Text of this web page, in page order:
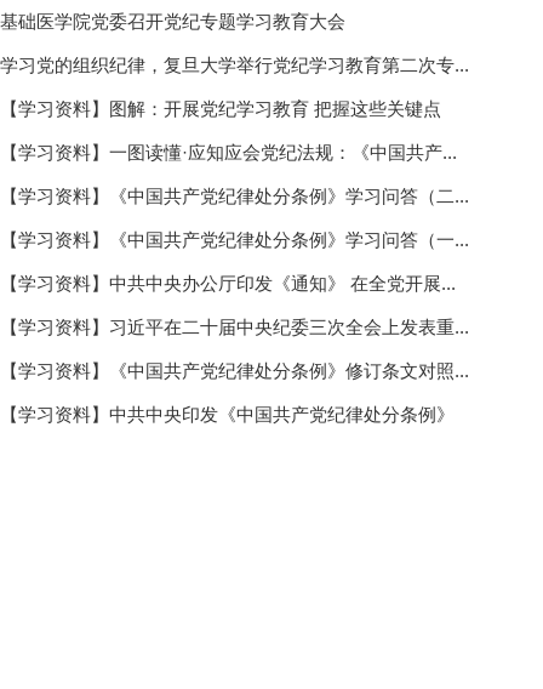
基础医学院党委召开党纪专题学习教育大会
学习党的组织纪律，复旦大学举行党纪学习教育第二次专...
【学习资料】图解：开展党纪学习教育 把握这些关键点
【学习资料】一图读懂·应知应会党纪法规：《中国共产...
【学习资料】《中国共产党纪律处分条例》学习问答（二...
【学习资料】《中国共产党纪律处分条例》学习问答（一...
【学习资料】中共中央办公厅印发《通知》 在全党开展...
【学习资料】习近平在二十届中央纪委三次全会上发表重...
【学习资料】《中国共产党纪律处分条例》修订条文对照...
【学习资料】中共中央印发《中国共产党纪律处分条例》